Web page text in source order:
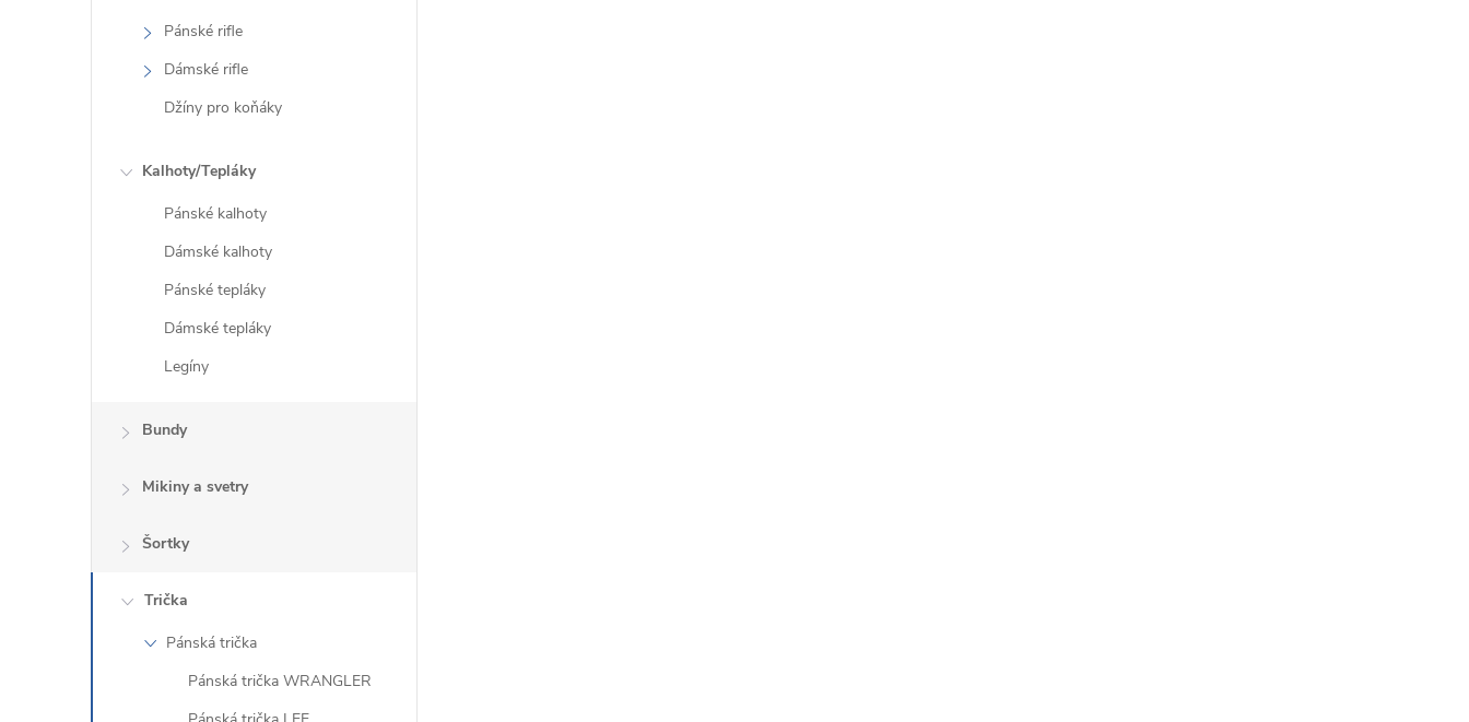
Pánské rifle
Dámské rifle
Džíny pro koňáky
Kalhoty/Tepláky
Pánské kalhoty
Dámské kalhoty
Pánské tepláky
Dámské tepláky
Legíny
Bundy
Mikiny a svetry
Šortky
Trička
Pánská trička
Pánská trička WRANGLER